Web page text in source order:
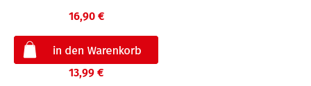
16,90 €
13,99 €